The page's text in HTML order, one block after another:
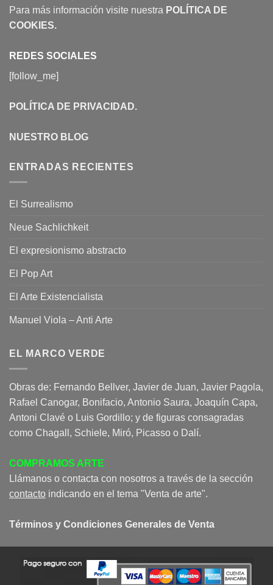
Para más información visite nuestra POLÍTICA DE
COOKIES.
REDES SOCIALES
[follow_me]
POLÍTICA DE PRIVACIDAD.
NUESTRO BLOG
ENTRADAS RECIENTES
El Surrealismo
Neue Sachlichkeit
El expresionismo abstracto
El Pop Art
El Arte Existencialista
Manuel Viola – Anti Arte
EL MARCO VERDE
Obras de: Fernando Bellver, Javier de Juan, Javier Pagola,
Rafael Canogar, Bonifacio, Antonio Saura, Joaquín Capa,
Antoni Clavé o Luis Gordillo; y de figuras consagradas
como Chagall, Schiele, Miró, Picasso o Dalí.
COMPRAMOS ARTE
Llámanos o contacta con nosotros a través de la sección
contacto indicando en el tema "Venta de arte".
Términos y Condiciones Generales de Venta